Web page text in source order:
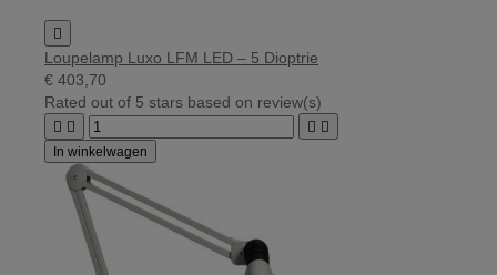

Loupelamp Luxo LFM LED – 5 Dioptrie
€ 403,70
Rated out of 5 stars based on review(s)
   
In winkelwagen